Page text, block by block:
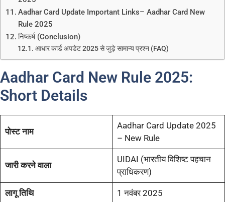
Aadhar Card Update Important Links– Aadhar Card New
Rule 2025
निष्कर्ष (Conclusion)
आधार कार्ड अपडेट 2025 से जुड़े सामान्य प्रश्न (FAQ)
Aadhar Card New Rule 2025:
Short Details
पोस्ट नाम
Aadhar Card Update 2025
– New Rule
जारी करने वाला
UIDAI (भारतीय विशिष्ट पहचान
प्राधिकरण)
लागू तिथि 1 नवंबर 2025